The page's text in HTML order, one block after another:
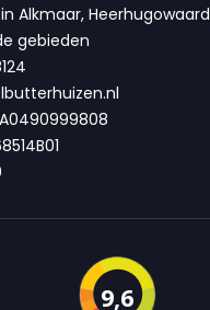
Alkmaar, Heerhugowaard
gebieden
9,6